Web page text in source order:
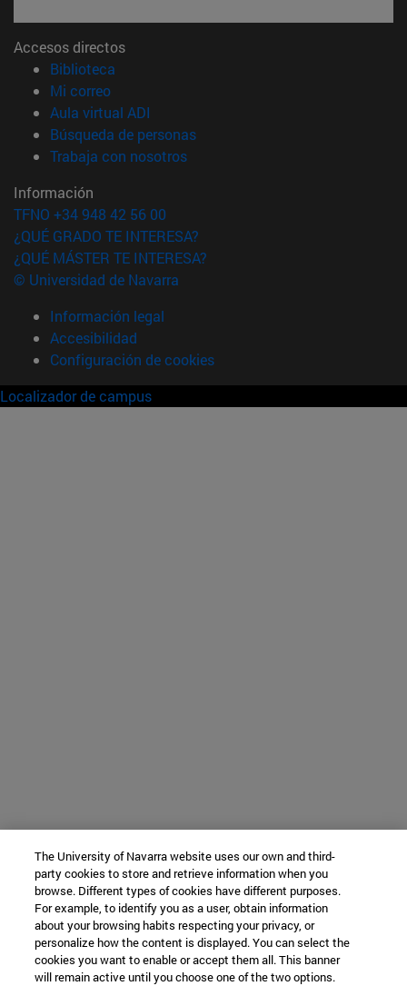
Accesos directos
Biblioteca
Mi correo(abre en nueva ventana)
Aula virtual ADI
Búsqueda de personas(abre en nueva ventana)
Trabaja con nosotros(abre en nueva ventana)
Información
TFNO +34 948 42 56 00
¿QUÉ GRADO TE INTERESA?
¿QUÉ MÁSTER TE INTERESA?
© Universidad de Navarra
Información legal
Accesibilidad
Configuración de cookies
Localizador de campus
The University of Navarra website uses our own and third-
party cookies to store and retrieve information when you
browse. Different types of cookies have different purposes.
For example, to identify you as a user, obtain information
about your browsing habits respecting your privacy, or
personalize how the content is displayed. You can select the
cookies you want to enable or accept them all. This banner
will remain active until you choose one of the two options.